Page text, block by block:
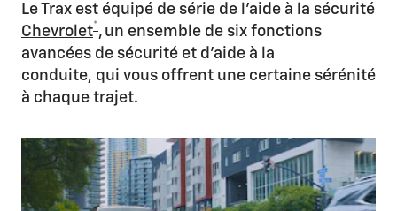
Le Trax est équipé de série de l'aide à la sécurité
Chevrolet*, un ensemble de six fonctions
avancées de sécurité et d'aide à la
conduite, qui vous offrent une certaine sérénité
à chaque trajet.